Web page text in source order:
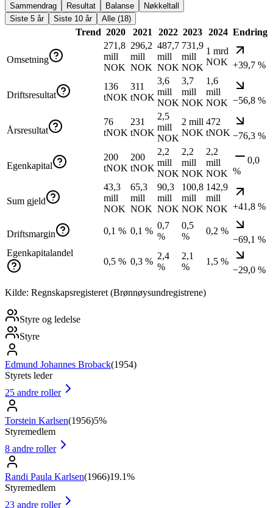
Sammendrag Resultat Balanse
Nøkkeltall
Siste 5 år
Siste 10 år Alle (18)
Trend 2020 2021 2022 2023 2024 Endring
Omsetning
271,8
mill
NOK
296,2
mill
NOK
487,7
mill
NOK
731,9
mill
NOK
1 mrd
NOK +39,7 %
Driftsresultat
136
tNOK
311
tNOK
3,6
mill
NOK
3,7
mill
NOK
1,6
mill
NOK −56,8 %
Årsresultat
76
tNOK
231
tNOK
2,5
mill
NOK
2 mill
NOK
472
tNOK −76,3 %
Egenkapital
200
tNOK
200
tNOK
2,2
mill
NOK
2,2
mill
NOK
2,2
mill
NOK
0,0
%
Sum gjeld
43,3
mill
NOK
65,3
mill
NOK
90,3
mill
NOK
100,8
mill
NOK
142,9
mill
NOK +41,8 %
Driftsmargin 0,1 % 0,1 %
0,7
%
0,5
%
0,2 %
−69,1 %
Egenkapitalandel
0,5 % 0,3 %
2,4
%
2,1
%
1,5 %
−29,0 %
Kilde: Regnskapsregisteret (Brønnøysundregistrene)
Styre og ledelse
Styre
Edmund Johannes Broback(1954)
Styrets leder
25 andre roller
Torstein Karlsen(1956)5%
Styremedlem
8 andre roller
Randi Paula Karlsen(1966)19.1%
Styremedlem
23 andre roller